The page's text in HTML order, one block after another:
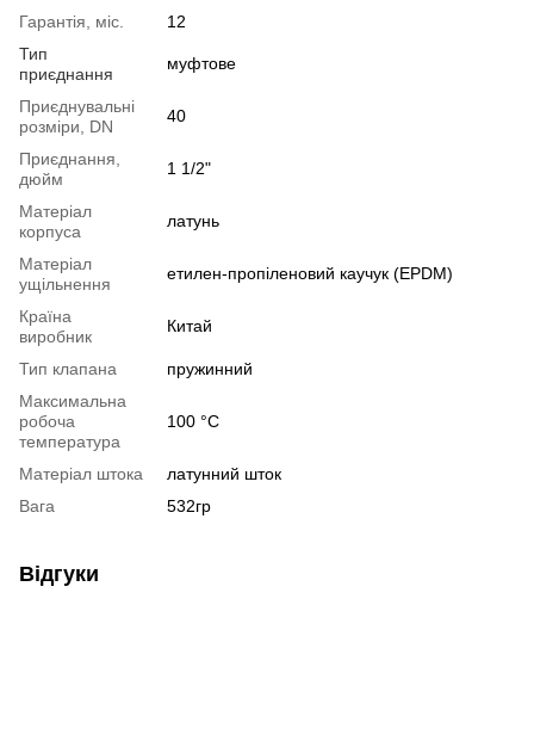
Гарантія, міс.
12
Тип
приєднання
муфтове
Приєднувальні
розміри, DN
40
Приєднання,
дюйм
1 1/2"
Матеріал
корпуса
латунь
Матеріал
ущільнення
етилен-пропіленовий каучук (EPDM)
Країна
виробник
Китай
Тип клапана
пружинний
Максимальна
робоча
температура
100 °C
Матеріал штока
латунний шток
Вага
532гр
Відгуки